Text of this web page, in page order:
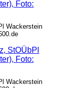
Wackerstein
Wackerstein